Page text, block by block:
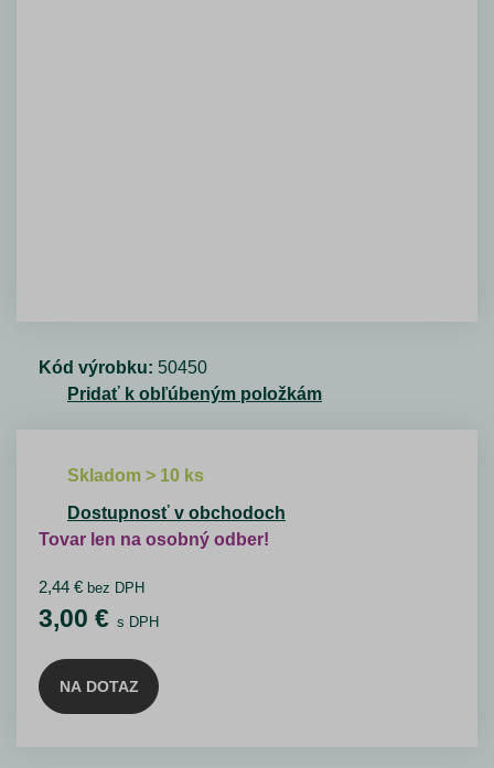
Kód výrobku: 50450
Pridať k obľúbeným položkám
Skladom > 10 ks
Dostupnosť v obchodoch
Tovar len na osobný odber!
2,44 € bez DPH
3,00 € s DPH
NA DOTAZ